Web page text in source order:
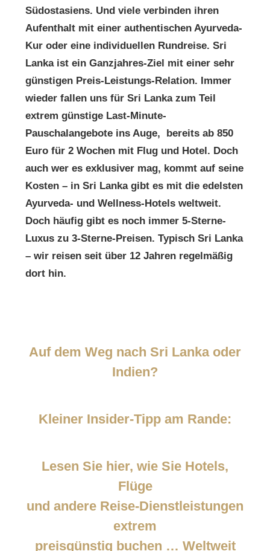
Südostasiens. Und viele verbinden ihren
Aufenthalt mit einer authentischen Ayurveda-
Kur oder eine individuellen Rundreise. Sri
Lanka ist ein Ganzjahres-Ziel mit einer sehr
günstigen Preis-Leistungs-Relation. Immer
wieder fallen uns für Sri Lanka zum Teil
extrem günstige Last-Minute-
Pauschalangebote ins Auge, bereits ab 850
Euro für 2 Wochen mit Flug und Hotel. Doch
auch wer es exklusiver mag, kommt auf seine
Kosten – in Sri Lanka gibt es mit die edelsten
Ayurveda- und Wellness-Hotels weltweit.
Doch häufig gibt es noch immer 5-Sterne-
Luxus zu 3-Sterne-Preisen. Typisch Sri Lanka
– wir reisen seit über 12 Jahren regelmäßig
dort hin.
Auf dem Weg nach Sri Lanka oder
Indien?
Kleiner Insider-Tipp am Rande:
Lesen Sie hier, wie Sie Hotels,
Flüge
und andere Reise-Dienstleistungen
extrem
preisgünstig buchen … Weltweit